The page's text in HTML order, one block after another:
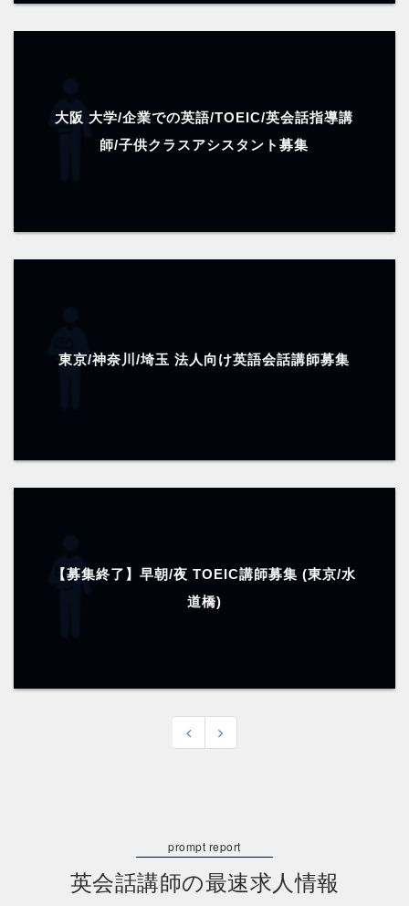
大阪 大学/企業での英語/TOEIC/英会話指導講
師/子供クラスアシスタント募集
東京/神奈川/埼玉 法人向け英語会話講師募集
【募集終了】早朝/夜 TOEIC講師募集 (東京/水
道橋)
英会話講師の最速求人情報